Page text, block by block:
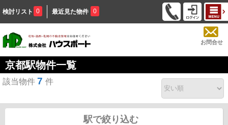
検討リスト 0 最近見た物件 0
お問合せ
京都駅物件一覧
該当物件 7 件
駅で絞り込む